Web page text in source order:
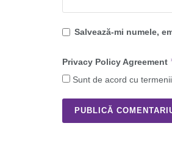
Salvează-mi numele,
Privacy Policy Agreement
Sunt de acord cu